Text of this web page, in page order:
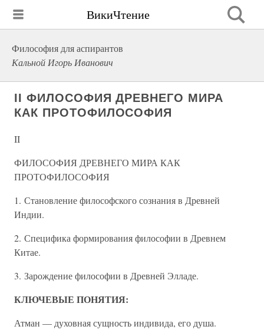
ВикиЧтение
Философия для аспирантов
Кальной Игорь Иванович
II ФИЛОСОФИЯ ДРЕВНЕГО МИРА
КАК ПРОТОФИЛОСОФИЯ
II
ФИЛОСОФИЯ ДРЕВНЕГО МИРА КАК
ПРОТОФИЛОСОФИЯ
1. Становление философского сознания в Древней
Индии.
2. Специфика формирования философии в Древнем
Китае.
3. Зарождение философии в Древней Элладе.
КЛЮЧЕВЫЕ ПОНЯТИЯ:
Атман — духовная сущность индивида, его душа.